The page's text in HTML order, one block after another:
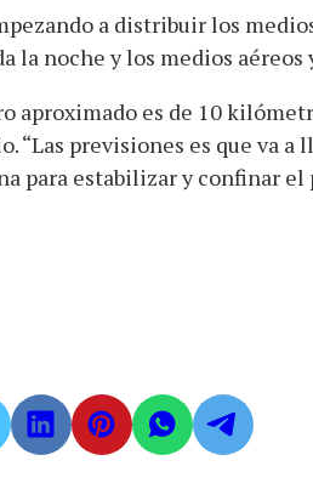
a distribuir los
la noche y los medios aéreos
aproximado es de 10
“Las previsiones es que va
para estabilizar y confinar el